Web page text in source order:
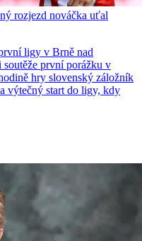
rozjezd nováčka uťal
ligy v Brně nad
první porážku v
hry slovenský záložník
výtečný start do ligy, kdy